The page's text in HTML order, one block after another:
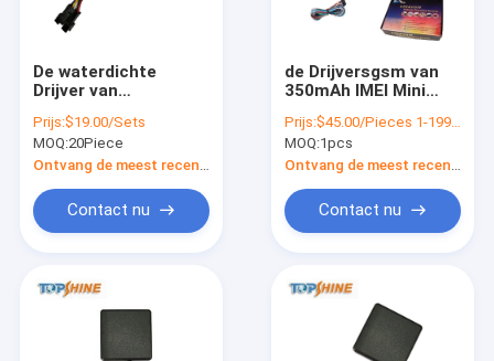
De waterdichte
Drijver van
de Wettelijke IMEI-
Certificaten van Ce
Prijs:$19.00/Sets
MOQ:20Piece
Contact nu
de Drijversgsm van
350mAh IMEI Mini
Motorcycle GPS
Bidirectioneel
Volgend Systeem
Prijs:$45.00/Pieces 1-199 Pieces
MOQ:1pcs
Contact nu